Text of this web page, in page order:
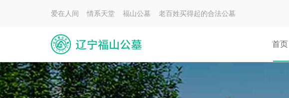
爱在人间 情系天堂 福山公墓 老百姓买得起的合法公墓
首页